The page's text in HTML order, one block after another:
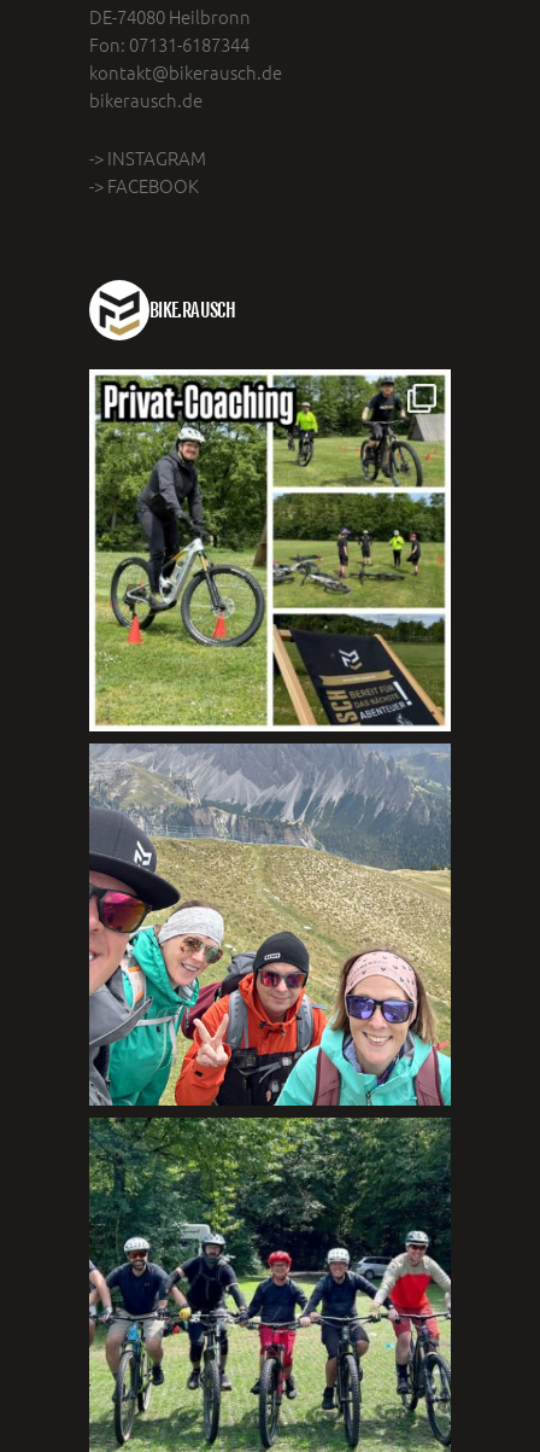
DE-74080 Heilbronn
Fon: 07131-6187344
kontakt@bikerausch.de
bikerausch.de
-> INSTAGRAM
-> FACEBOOK
BIKE.RAUSCH